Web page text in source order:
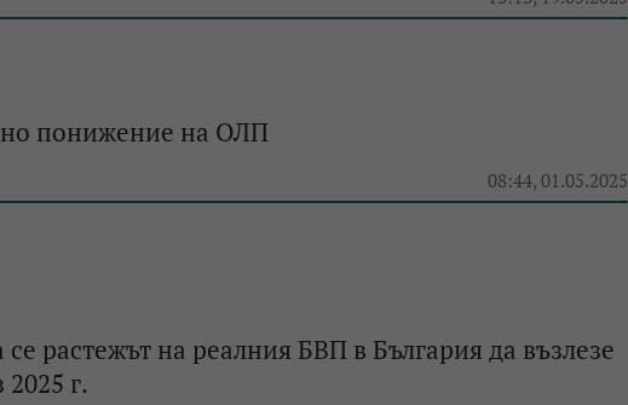
понижение на ОЛП
08:44, 01.05.2025
растежът на реалния БВП в България да възлезе
2025 г.